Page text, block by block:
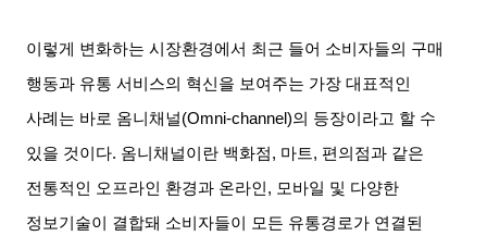
이렇게 변화하는 시장환경에서 최근 들어 소비자들의 구매
행동과 유통 서비스의 혁신을 보여주는 가장 대표적인
사례는 바로 옴니채널(Omni-channel)의 등장이라고 할 수
있을 것이다. 옴니채널이란 백화점, 마트, 편의점과 같은
전통적인 오프라인 환경과 온라인, 모바일 및 다양한
정보기술이 결합돼 소비자들이 모든 유통경로가 연결된